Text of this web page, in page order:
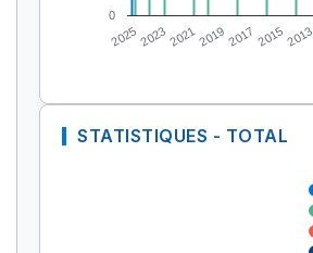
20252023202120192017 20152013
0
STATISTIQUES - TOTAL